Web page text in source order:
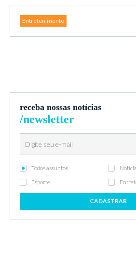
Entretenimento
receba nossas notícias
/newsletter
Todos assuntos
Esporte
CADASTRAR